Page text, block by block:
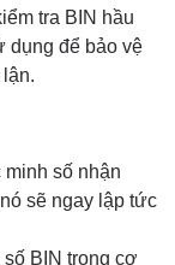
tra BIN hầu
dụng để bảo vệ
số nhận
sẽ ngay lập tức
BIN trong cơ